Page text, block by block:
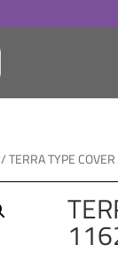
/ TERRA TYPE